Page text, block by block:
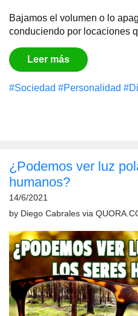
Bajamos el volumen o lo
conduciendo por locaciones
Leer más
#Sociedad #Personalidad
¿Podemos ver luz
humanos?
14/6/2021
by Diego Cabrales via